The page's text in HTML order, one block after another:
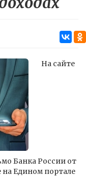
На сайте
Банка России от
на Едином портале